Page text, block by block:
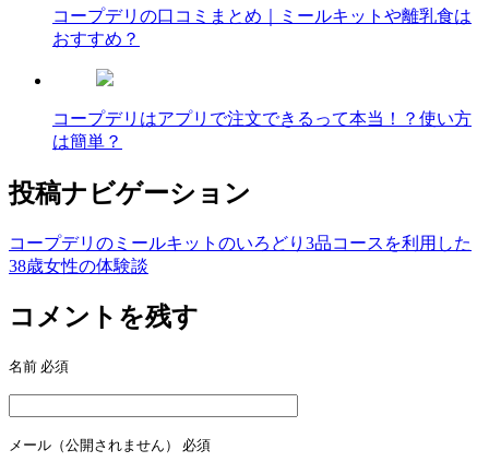
コープデリの口コミまとめ｜ミールキットや離乳食は
おすすめ？
コープデリはアプリで注文できるって本当！？使い方
は簡単？
投稿ナビゲーション
コープデリのミールキットのいろどり3品コースを利用した
38歳女性の体験談
コメントを残す
名前 必須
メール（公開されません） 必須